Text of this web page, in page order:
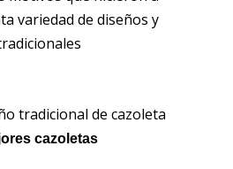
variedad de diseños y
tradicional de cazoleta
cazoletas